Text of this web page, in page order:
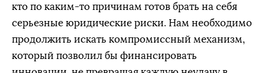
кто по каким-то причинам готов брать на себя
серьезные юридические риски. Нам необходимо
продолжить искать компромиссный механизм,
который позволил бы финансировать